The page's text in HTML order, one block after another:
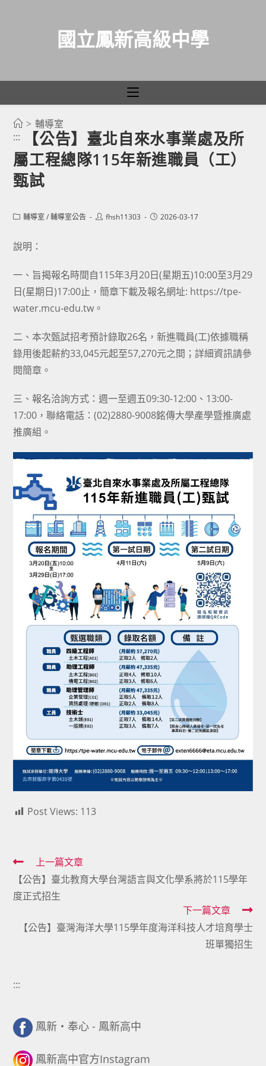
國立鳳新高級中學
> 輔導室
:::
【公告】臺北自來水事業處及所
屬工程總隊115年新進職員（工）
甄試
Post輔導室 / 輔導室公告
Postfhsh11303
Post2026-03-17
說明：
一、旨揭報名時間自115年3月20日(星期五)10:00至3月29
日(星期日)17:00止，簡章下載及報名網址: https://tpe-
water.mcu-edu.tw。
二、本次甄試招考預計錄取26名，新進職員(工)依據職稱
錄用後起薪約33,045元起至57,270元之間；詳細資訊請參
閱簡章。
三、報名洽詢方式：週一至週五09:30-12:00、13:00-
17:00，聯絡電話：(02)2880-9008銘傳大學產學暨推廣處
推廣組。
Post Views: 113
Read
more
articles
上一篇文章
【公告】臺北教育大學台灣語言與文化學系將於115學年
度正式招生
下一篇文章
【公告】臺灣海洋大學115學年度海洋科技人才培育學士
班單獨招生
:::
鳳新・奉心 - 鳳新高中
鳳新高中官方Instagram